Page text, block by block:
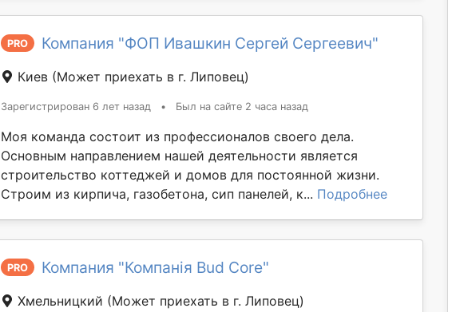
PRO Компания "ФОП Ивашкин Сергей Сергеевич"
Киев (Может приехать в г. Липовец)
Зарегистрирован 6 лет назад • Был на сайте 2 часа назад
Моя команда состоит из профессионалов своего дела.
Основным направлением нашей деятельности является
строительство коттеджей и домов для постоянной жизни.
Строим из кирпича, газобетона, сип панелей, к... Подробнее
PRO Компания "Компанія Bud Core"
Хмельницкий (Может приехать в г. Липовец)